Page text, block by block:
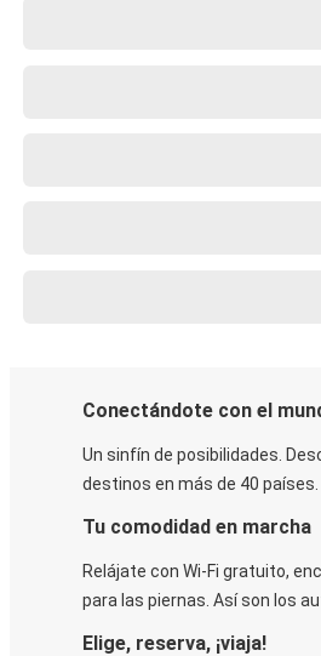
Conectándote con el
Un sinfín de posibilidades.
destinos en más de 40 países.
Tu comodidad en marcha
Relájate con Wi-Fi gratuito,
para las piernas. Así son los
Elige, reserva, ¡viaja!